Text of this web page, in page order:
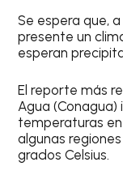
Se espera que,
presente un
esperan
El reporte más
Agua (Conagua)
temperaturas
algunas
grados Celsius.